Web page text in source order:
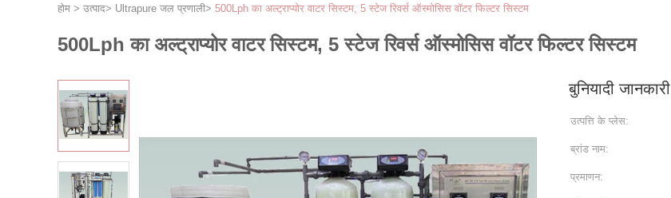
होम > उत्पाद> Ultrapure जल प्रणाली> 500Lph का अल्ट्राप्योर वाटर सिस्टम, 5 स्टेज रिवर्स ऑस्मोसिस वॉटर फिल्टर सिस्टम
500Lph का अल्ट्राप्योर वाटर सिस्टम, 5 स्टेज रिवर्स ऑस्मोसिस वॉटर फिल्टर सिस्टम
बुनियादी जानकारी
उत्पत्ति के प्लेस:
ब्रांड नाम:
प्रमाणन: